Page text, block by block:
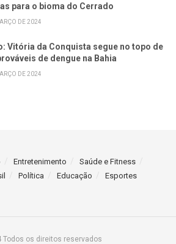
para o bioma do Cerrado
DE 2024
Vitória da Conquista segue no topo de
de dengue na Bahia
DE 2024
Entretenimento
Saúde e Fitness
Política Educação Esportes
Todos os direitos reservados